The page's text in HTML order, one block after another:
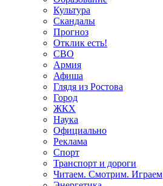
Культура
Скандалы
Прогноз
Отклик есть!
СВО
Армия
Афиша
Глядя из Ростова
Город
ЖКХ
Наука
Официально
Реклама
Спорт
Транспорт и дороги
Читаем. Смотрим. Играем